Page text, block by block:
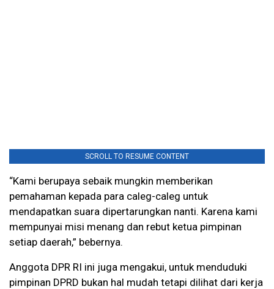
SCROLL TO RESUME CONTENT
“Kami berupaya sebaik mungkin memberikan
pemahaman kepada para caleg-caleg untuk
mendapatkan suara dipertarungkan nanti. Karena kami
mempunyai misi menang dan rebut ketua pimpinan
setiap daerah,” bebernya.
Anggota DPR RI ini juga mengakui, untuk menduduki
pimpinan DPRD bukan hal mudah tetapi dilihat dari kerja